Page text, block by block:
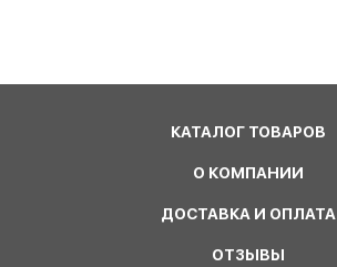
КАТАЛОГ ТОВАРОВ
О КОМПАНИИ
ДОСТАВКА И ОПЛАТА
ОТЗЫВЫ